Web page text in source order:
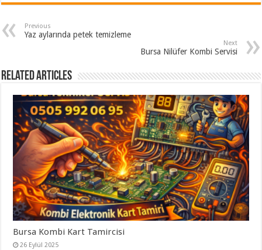
Previous
Yaz aylarında petek temizleme
Next
Bursa Nilüfer Kombi Servisi
Related Articles
Bursa Kombi Kart Tamircisi
26 Eylül 2025